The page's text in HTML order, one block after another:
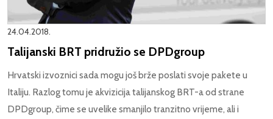
24.04.2018.
Talijanski BRT pridružio se DPDgroup
Hrvatski izvoznici sada mogu još brže poslati svoje pakete u
Italiju. Razlog tomu je akvizicija talijanskog BRT-a od strane
DPDgroup, čime se uvelike smanjilo tranzitno vrijeme, ali i